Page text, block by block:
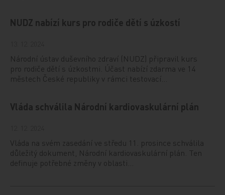
NUDZ nabízí kurs pro rodiče dětí s úzkostí
Národní ústav duševního zdraví (NUDZ) připravil kurs
pro rodiče dětí s úzkostmi. Účast nabízí zdarma ve 14
městech České republiky v rámci testovací…
Vláda schválila Národní kardiovaskulární plán
Vláda na svém zasedání ve středu 11. prosince schválila
důležitý dokument, Národní kardiovaskulární plán. Ten
definuje potřebné změny v oblasti…